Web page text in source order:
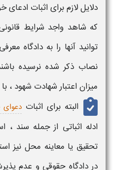
دلایل لازم برای اثبات
که شاهد واجد شرایط
توانید آنها را بهدادگاه
نصاب ذکر شده نرسیده
میزان اعتبار شهادت شهود ،
البته برای اثبات
ادله اثباتی از جمله سند
تحقیق یا معاینه محل نیز
در دادگاه حقوقی و عدم